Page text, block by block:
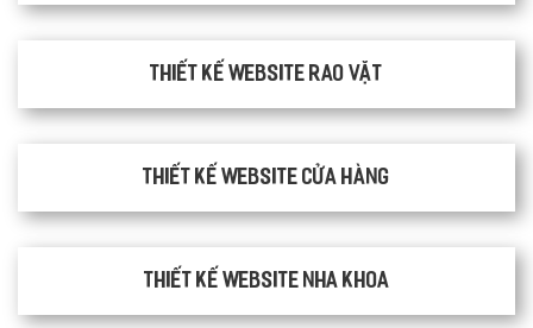
thiết kế website rao vặt
Thiết kế website cửa hàng
Thiết kế website nha khoa